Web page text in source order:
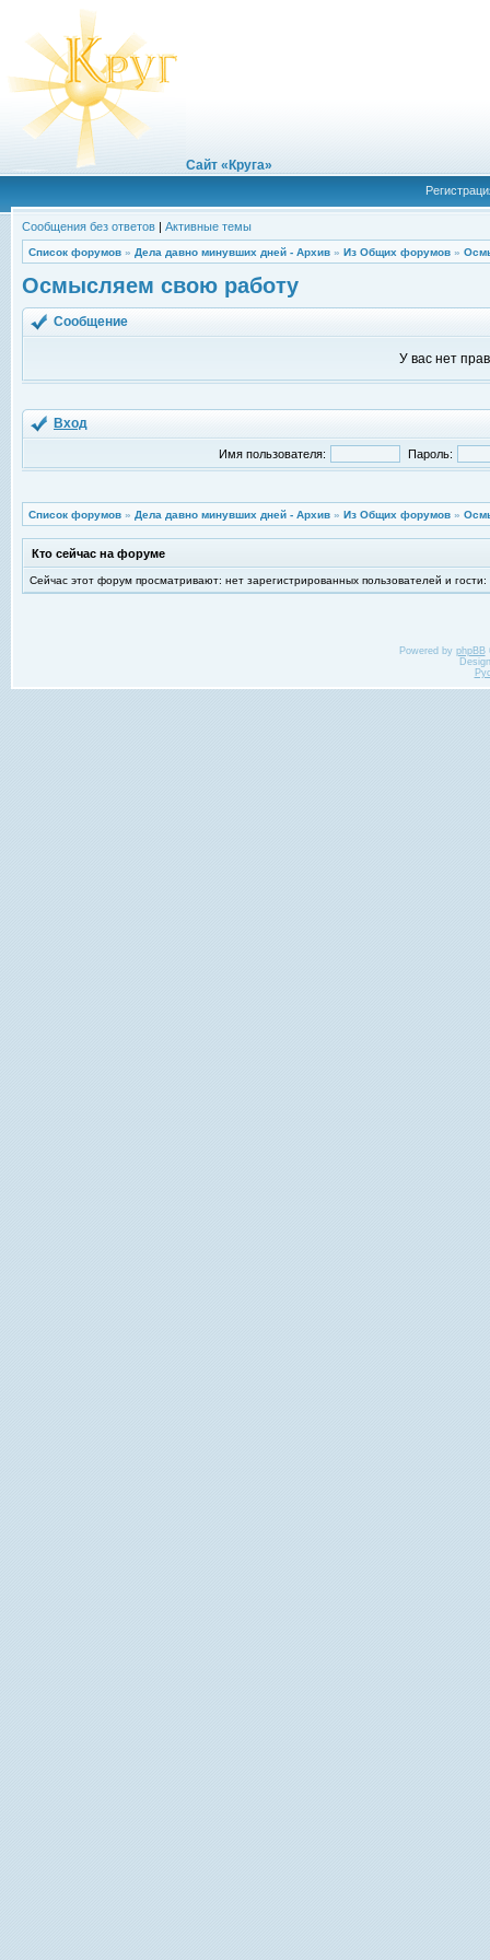
Сайт «Круга»
Сообщения без ответов | Активные темы
Список форумов » Дела давно минувших дней - Архив » Из Общих форумов »
Осмысляем свою работу
Сообщение
У вас нет
Вход
Имя пользователя: Пароль:
Список форумов » Дела давно минувших дней - Архив » Из Общих форумов »
Кто сейчас на форуме
Сейчас этот форум просматривают: нет зарегистрированных пользователей и гости:
Powered by phpBB